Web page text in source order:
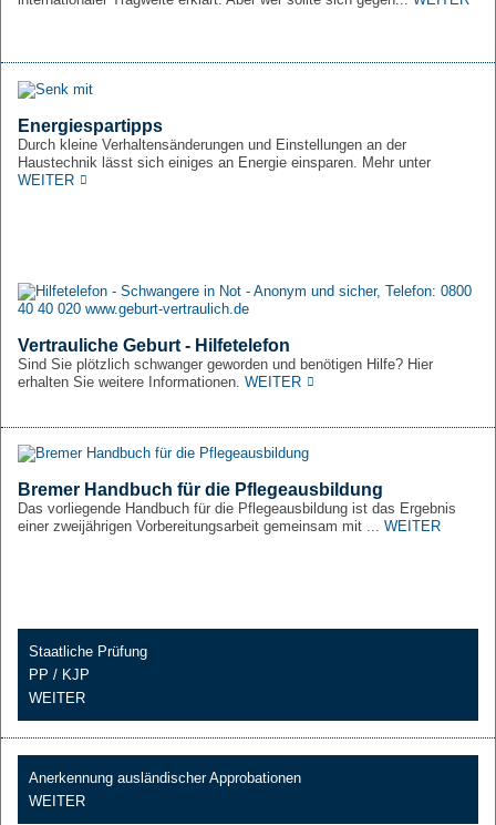
Energiespartipps
Durch kleine Verhaltensänderungen und Einstellungen an der
Haustechnik lässt sich einiges an Energie einsparen. Mehr unter
WEITER
Vertrauliche Geburt - Hilfetelefon
Sind Sie plötzlich schwanger geworden und benötigen Hilfe? Hier
erhalten Sie weitere Informationen. WEITER
Bremer Handbuch für die Pflegeausbildung
Das vorliegende Handbuch für die Pflegeausbildung ist das Ergebnis
einer zweijährigen Vorbereitungsarbeit gemeinsam mit ... WEITER
Staatliche Prüfung
PP / KJP
WEITER
Anerkennung ausländischer Approbationen
WEITER